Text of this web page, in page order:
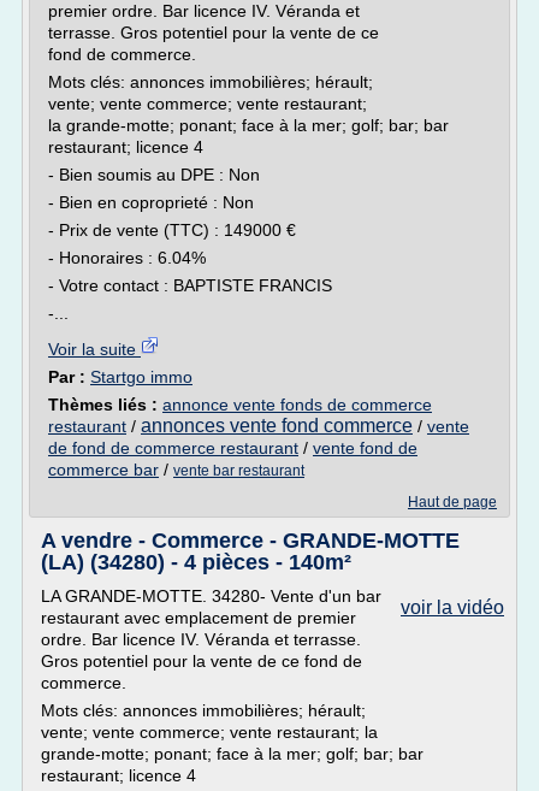
premier ordre. Bar licence IV. Véranda et
terrasse. Gros potentiel pour la vente de ce
fond de commerce.
Mots clés: annonces immobilières; hérault;
vente; vente commerce; vente restaurant;
la grande-motte; ponant; face à la mer; golf; bar; bar
restaurant; licence 4
- Bien soumis au DPE : Non
- Bien en coproprieté : Non
- Prix de vente (TTC) : 149000 €
- Honoraires : 6.04%
- Votre contact : BAPTISTE FRANCIS
-...
Voir la suite
Par : Startgo immo
Thèmes liés : annonce vente fonds de commerce
restaurant / annonces vente fond commerce / vente
de fond de commerce restaurant / vente fond de
commerce bar / vente bar restaurant
Haut de page
A vendre - Commerce - GRANDE-MOTTE
(LA) (34280) - 4 pièces - 140m²
voir la vidéo
LA GRANDE-MOTTE. 34280- Vente d'un bar
restaurant avec emplacement de premier
ordre. Bar licence IV. Véranda et terrasse.
Gros potentiel pour la vente de ce fond de
commerce.
Mots clés: annonces immobilières; hérault;
vente; vente commerce; vente restaurant; la
grande-motte; ponant; face à la mer; golf; bar; bar
restaurant; licence 4